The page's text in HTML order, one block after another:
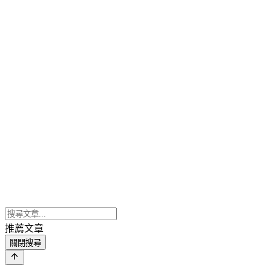
推薦文章
關閉搜尋